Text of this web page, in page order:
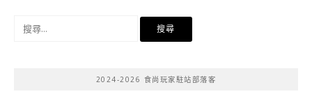
2024-2026 食尚玩家駐站部落客